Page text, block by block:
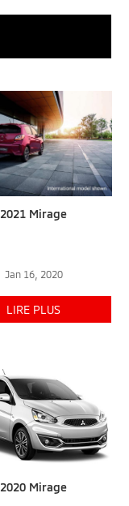
2021 Mirage
Jan 16, 2020
LIRE PLUS
2020 Mirage